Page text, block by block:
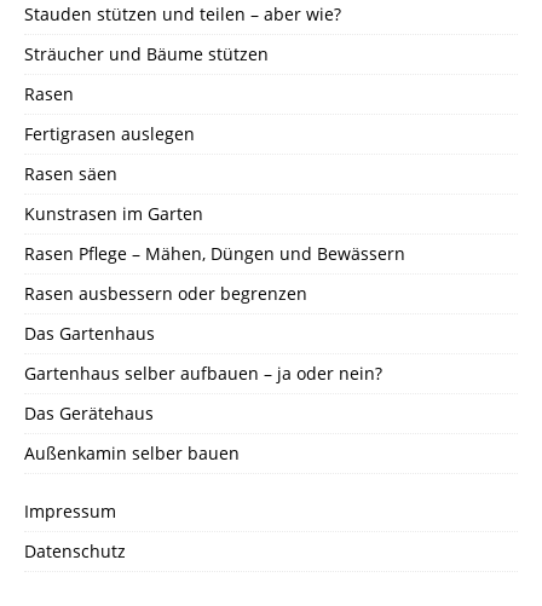
Stauden stützen und teilen – aber wie?
Sträucher und Bäume stützen
Rasen
Fertigrasen auslegen
Rasen säen
Kunstrasen im Garten
Rasen Pflege – Mähen, Düngen und Bewässern
Rasen ausbessern oder begrenzen
Das Gartenhaus
Gartenhaus selber aufbauen – ja oder nein?
Das Gerätehaus
Außenkamin selber bauen
Impressum
Datenschutz